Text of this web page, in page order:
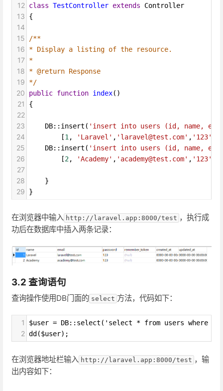
12 class TestController extends Controller
13 {
14
15
/**
16 * Display a listing of the resource.
17 *
18 * @return Response
19 */
20 public function index()
21 {
22
23
DB:: insert ( 'insert into users (id, name,
24
        [
1 , 'Laravel' , 'laravel@test.com' , '123'
25 DB:: insert ( 'insert into users (id, name,
26
        [
2, 'Academy' , 'academy@test.com' , '123'
27
28
    }
29 }
在浏览器中输入 http://laravel.app:8000/test ，执行成
功后在数据库中插入两条记录：
3.2 查询语句
查询操作使用DB门面的 select 方法，代码如下：
1 $user = DB::select('select * from users where
2 dd($user);
在浏览器地址栏输入 http://laravel.app:8000/test ，输
出内容如下：